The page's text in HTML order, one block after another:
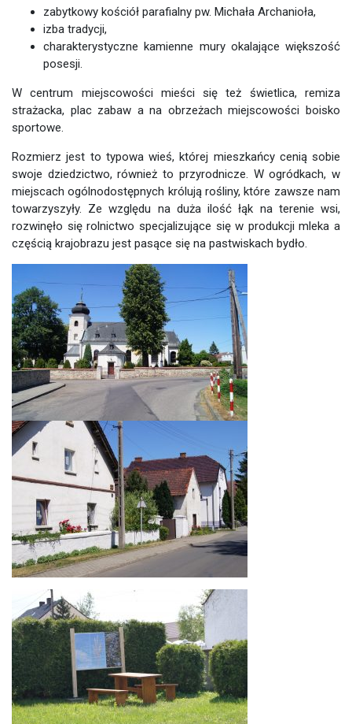
zabytkowy kościół parafialny pw. Michała Archanioła,
izba tradycji,
charakterystyczne kamienne mury okalające większość
posesji.
W centrum miejscowości mieści się też świetlica, remiza
strażacka, plac zabaw a na obrzeżach miejscowości boisko
sportowe.
Rozmierz jest to typowa wieś, której mieszkańcy cenią sobie
swoje dziedzictwo, również to przyrodnicze. W ogródkach, w
miejscach ogólnodostępnych królują rośliny, które zawsze nam
towarzyszyły. Ze względu na duża ilość łąk na terenie wsi,
rozwinęło się rolnictwo specjalizujące się w produkcji mleka a
częścią krajobrazu jest pasące się na pastwiskach bydło.